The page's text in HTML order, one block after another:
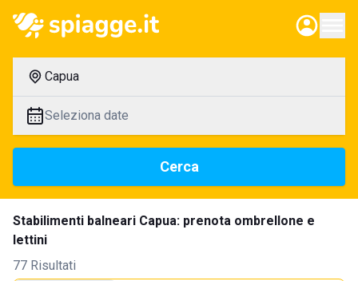
Capua
Seleziona date
Cerca
Stabilimenti balneari Capua: prenota ombrellone e
lettini
77 Risultati